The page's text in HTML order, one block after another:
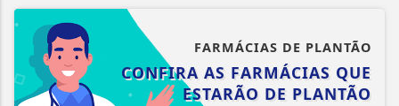
FARMÁCIAS DE PLANTÃO
CONFIRA AS FARMÁCIAS QUE
ESTARÃO DE PLANTÃO